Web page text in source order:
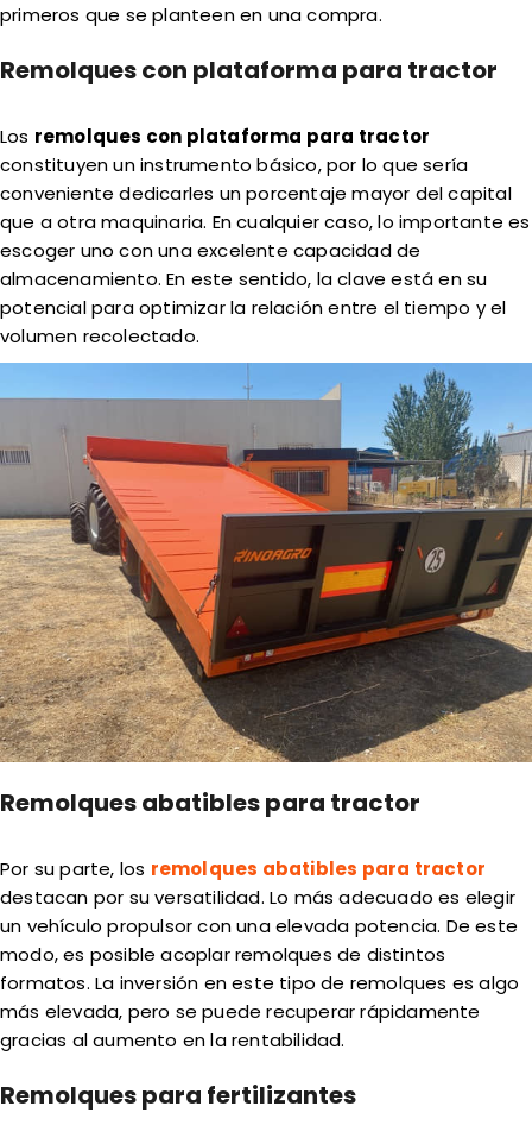
primeros que se planteen en una compra.
Remolques con plataforma para tractor
Los remolques con plataforma para tractor
constituyen un instrumento básico, por lo que sería
conveniente dedicarles un porcentaje mayor del capital
que a otra maquinaria. En cualquier caso, lo importante es
escoger uno con una excelente capacidad de
almacenamiento. En este sentido, la clave está en su
potencial para optimizar la relación entre el tiempo y el
volumen recolectado.
Remolques abatibles para tractor
Por su parte, los remolques abatibles para tractor
destacan por su versatilidad. Lo más adecuado es elegir
un vehículo propulsor con una elevada potencia. De este
modo, es posible acoplar remolques de distintos
formatos. La inversión en este tipo de remolques es algo
más elevada, pero se puede recuperar rápidamente
gracias al aumento en la rentabilidad.
Remolques para fertilizantes